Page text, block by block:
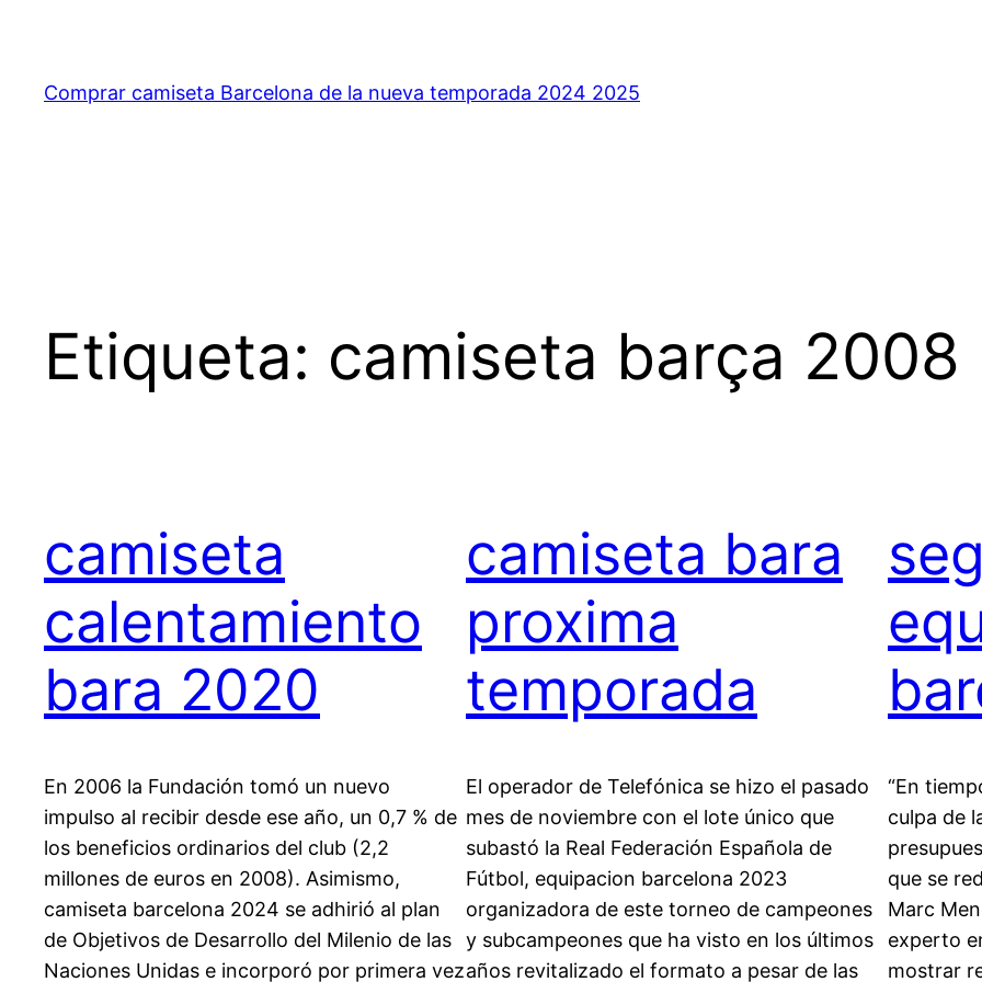
contenido
Comprar camiseta Barcelona de la nueva temporada 2024 2025
Etiqueta: camiseta barça
camiseta
calentamiento
bara 2020
En 2006 la Fundación tomó un nuevo
impulso al recibir desde ese año, un 0,7 % de
los beneficios ordinarios del club (2,2
millones de euros en 2008). Asimismo,
camiseta barcelona 2024 se adhirió al plan
de Objetivos de Desarrollo del Milenio de las
Naciones Unidas e incorporó por primera vez
camiseta bara
proxima
temporada
El operador de Telefónica se hizo el pasado
mes de noviembre con el lote único que
subastó la Real Federación Española de
Fútbol, equipacion barcelona 2023
organizadora de este torneo de campeones
y subcampeones que ha visto en los últimos
años revitalizado el formato a pesar de las
“En
culpa de
que se
Marc
experto
mostrar